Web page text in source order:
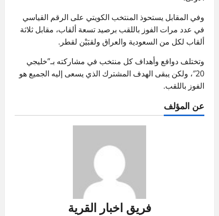
وفي المقابل يستحوذ المنتخب الكويتي على الرقم القياسي
في عدد مرات الفوز باللقب برصيد تسعة ألقاب، مقابل ثلاثة
ألقاب لكل من السعودية والعراق ولقبَيْن لقطر.
وتختلف دوافع وأهداف كل منتخب في مشاركته بـ”خليجي
20″، ولكن يبقى الهدف المشترك الذي يسعى إليه الجميع هو
الفوز باللقب.
عن المؤلف
فريق اخبار القرية